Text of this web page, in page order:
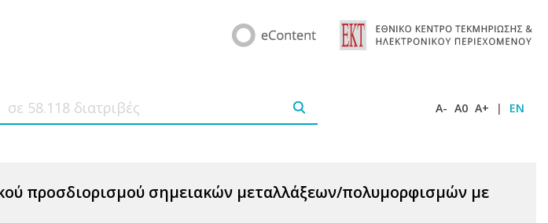
A- A0 A+ | EN
προσδιορισμού σημειακών μεταλλάξεων/πολυμορφισμών με